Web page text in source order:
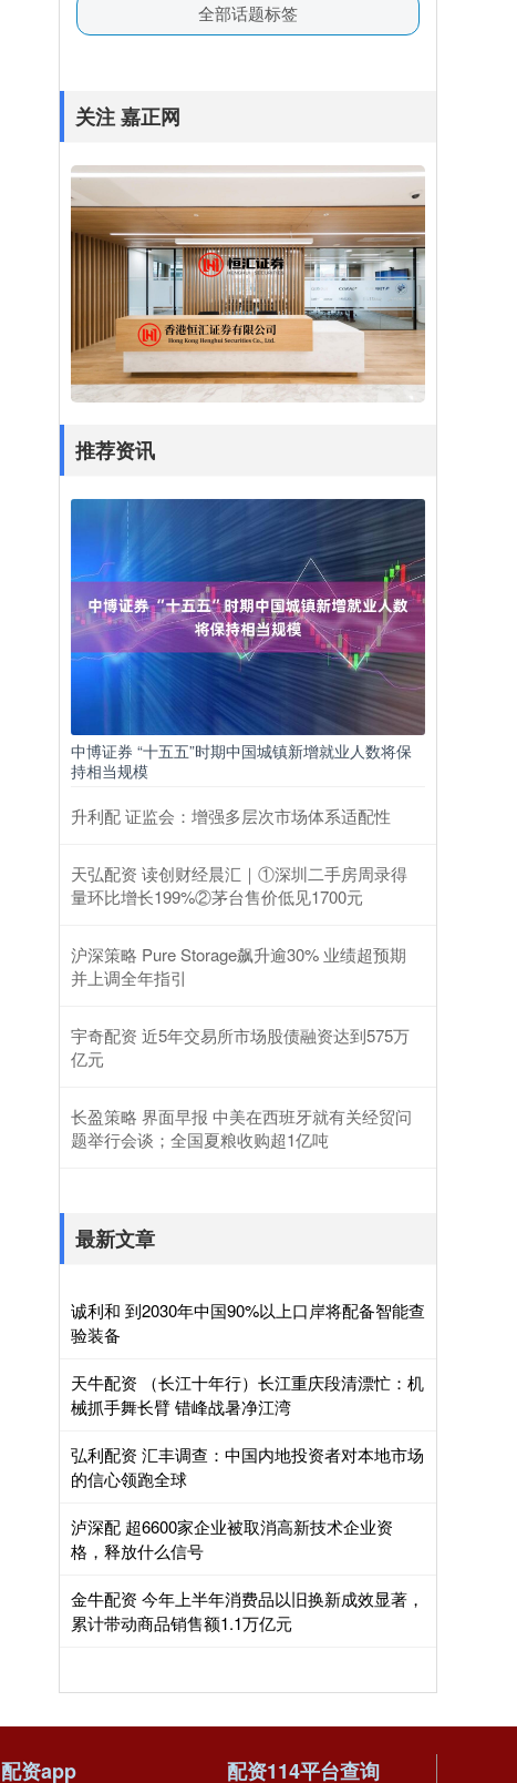
全部话题标签
关注 嘉正网
推荐资讯
中博证券 “十五五”时期中国城镇新增就业人数将保
持相当规模
升利配 证监会：增强多层次市场体系适配性
天弘配资 读创财经晨汇｜①深圳二手房周录得
量环比增长199%②茅台售价低见1700元
沪深策略 Pure Storage飙升逾30% 业绩超预期
并上调全年指引
宇奇配资 近5年交易所市场股债融资达到575万
亿元
长盈策略 界面早报 中美在西班牙就有关经贸问
题举行会谈；全国夏粮收购超1亿吨
最新文章
诚利和 到2030年中国90%以上口岸将配备智能查
验装备
天牛配资 （长江十年行）长江重庆段清漂忙：机
械抓手舞长臂 错峰战暑净江湾
弘利配资 汇丰调查：中国内地投资者对本地市场
的信心领跑全球
泸深配 超6600家企业被取消高新技术企业资
格，释放什么信号
金牛配资 今年上半年消费品以旧换新成效显著，
累计带动商品销售额1.1万亿元
配资app 配资114平台查询